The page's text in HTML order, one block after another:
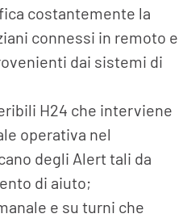
costantemente la
connessi in remoto e
dai sistemi di
H24 che interviene
operativa nel
degli Alert tali da
di aiuto;
e su turni che